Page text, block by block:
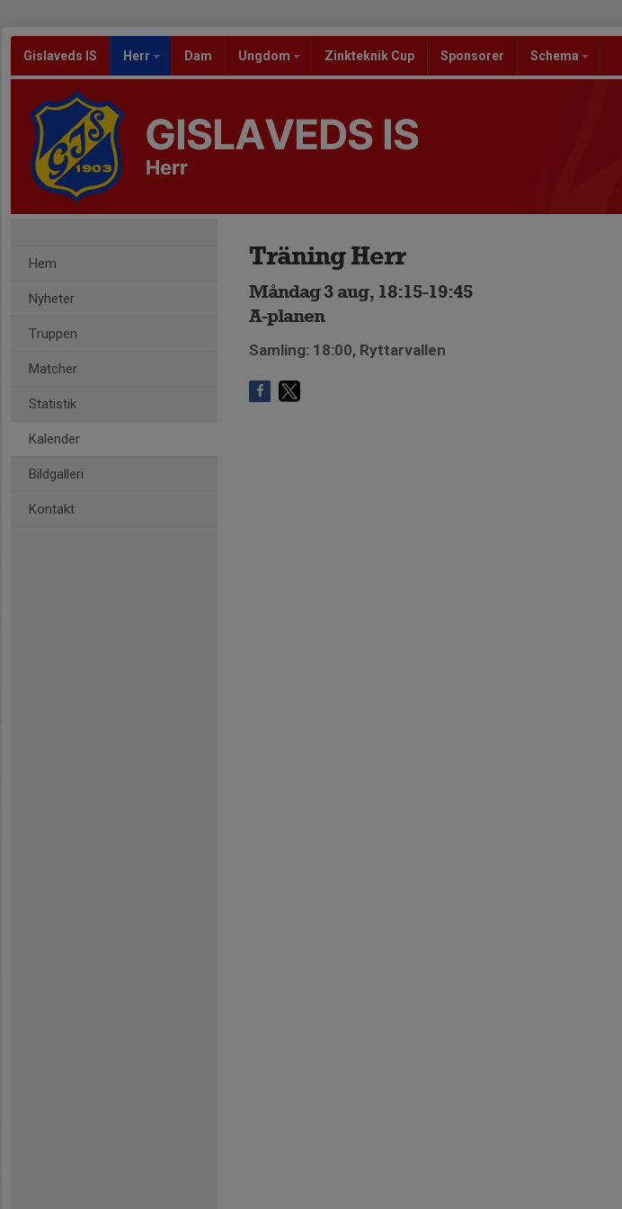
Gislaveds IS Herr Dam Ungdom Zinkteknik Cup Sponsorer Schema
GISLAVEDS IS
Herr
Hem
Nyheter
Truppen
Matcher
Statistik
Kalender
Bildgalleri
Kontakt
Träning Herr
Måndag 3 aug, 18:15-19:45
A-planen
Samling: 18:00, Ryttarvallen